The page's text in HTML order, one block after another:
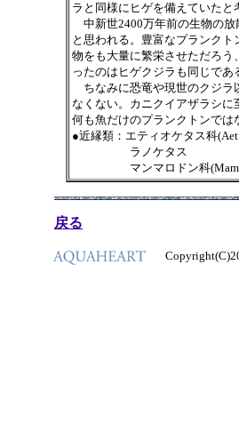
ラと同様にヒゲを備えていたと
中新世2400万年前の生物の放
と思われる。豊富なプランク
物をも大量に繁栄させただろ
ったのはヒゲクジラも同じであ
ちなみに恐竜や現世のクジラ
なくない。カニクイアザラシ
何も魚だけのプランクトンでは
●近縁類：エティオケタス科
ラノケタス
マンマロドン科
戻る